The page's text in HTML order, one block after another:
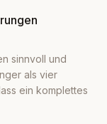
sinnvoll und
als vier
ein komplettes